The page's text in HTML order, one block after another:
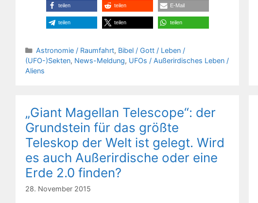
teilen teilen E-Mail
teilen teilen teilen
Kategorien
Astronomie / Raumfahrt, Bibel / Gott / Leben /
(UFO-)Sekten, News-Meldung, UFOs / Außerirdisches Leben /
Aliens
„Giant Magellan Telescope“: der
Grundstein für das größte
Teleskop der Welt ist gelegt. Wird
es auch Außerirdische oder eine
Erde 2.0 finden?
28. November 2015